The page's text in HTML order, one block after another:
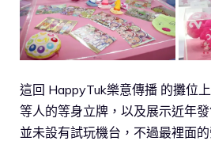
這回 HappyTuk樂意傳播 的攤位
等人的等身立牌，以及展示近年
並未設有試玩機台，不過最裡面